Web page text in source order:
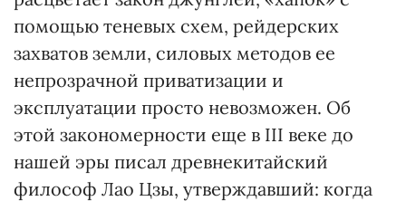
помощью теневых схем, рейдерских
захватов земли, силовых методов ее
непрозрачной приватизации и
эксплуатации просто невозможен. Об
этой закономерности еще в III веке до
нашей эры писал древнекитайский
философ Лао Цзы, утверждавший: когда